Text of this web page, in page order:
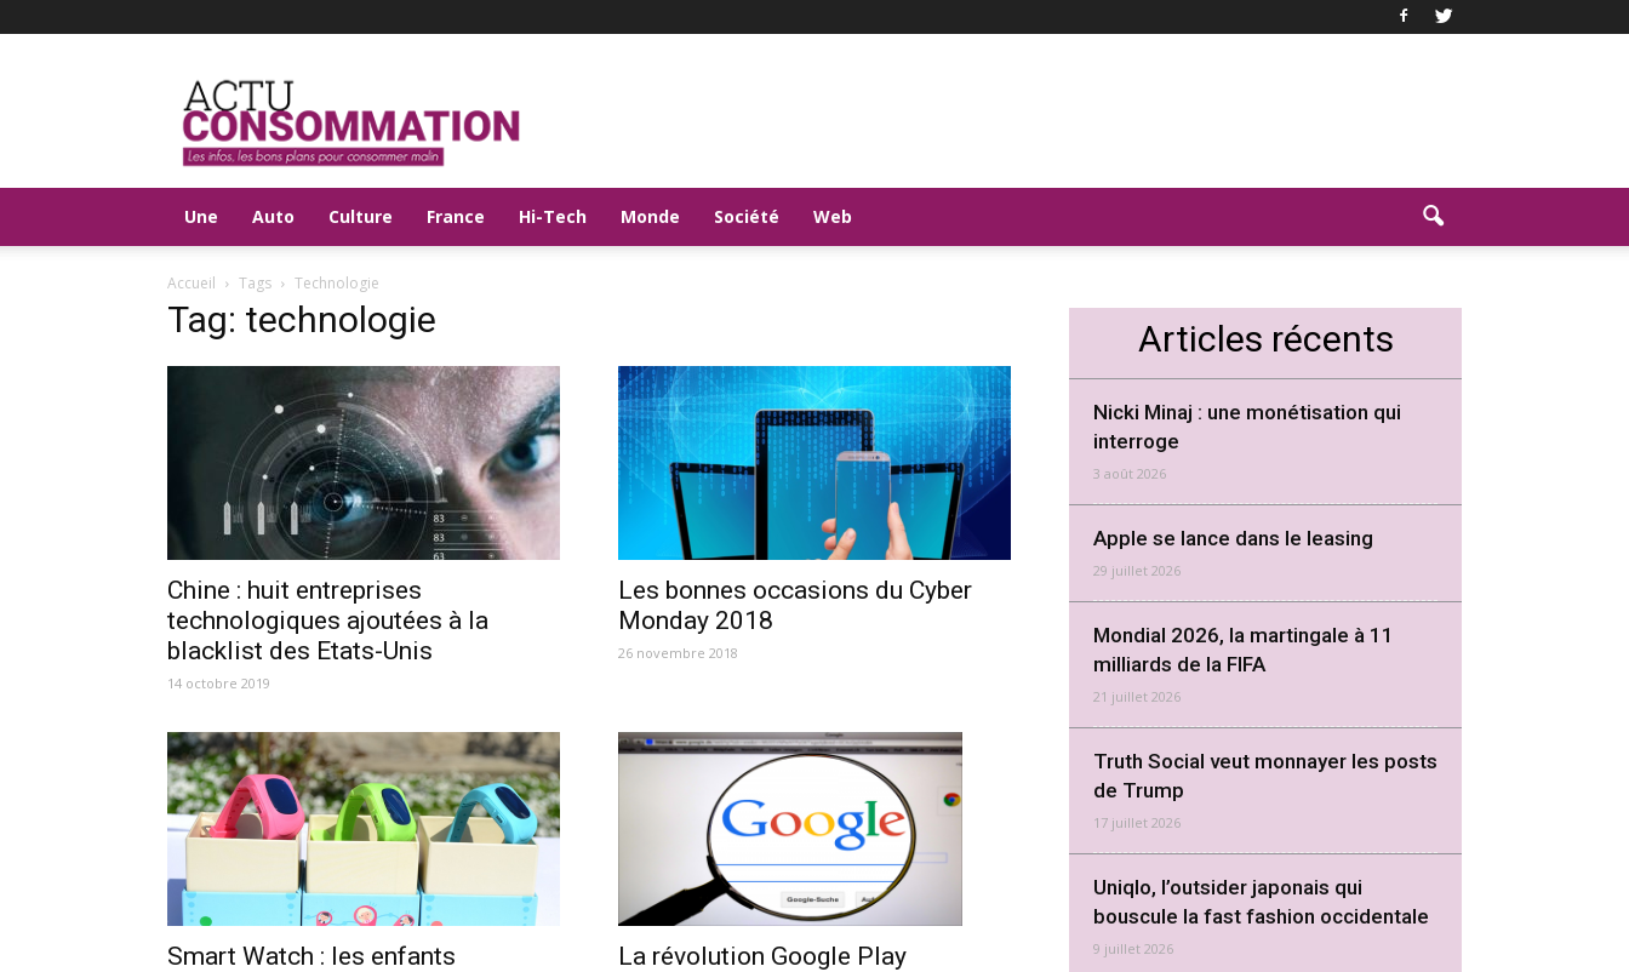
Actu
Consommation
Une Auto Culture France Hi-Tech Monde Société Web
Accueil Tags Technologie
Tag: technologie
Chine : huit entreprises
technologiques ajoutées à la
blacklist des Etats-Unis
14 octobre 2019
Les bonnes occasions du Cyber
Monday 2018
26 novembre 2018
Smart Watch : les enfants
La révolution Google Play
Articles récents
Nicki Minaj : une monétisation qui
interroge
3 août 2026
Apple se lance dans le leasing
29 juillet 2026
Mondial 2026, la martingale à 11
milliards de la FIFA
21 juillet 2026
Truth Social veut monnayer les posts
de Trump
17 juillet 2026
Uniqlo, l’outsider japonais qui
bouscule la fast fashion occidentale
9 juillet 2026